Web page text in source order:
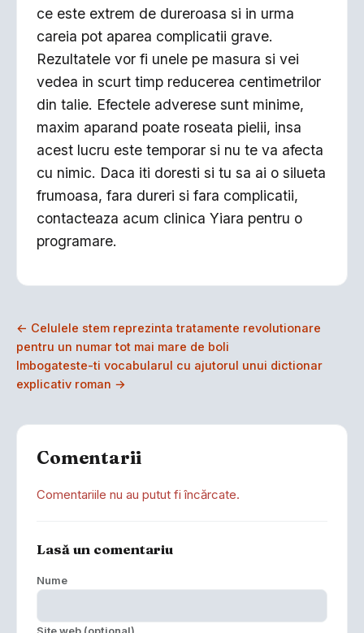
ce este extrem de dureroasa si in urma
careia pot aparea complicatii grave.
Rezultatele vor fi unele pe masura si vei
vedea in scurt timp reducerea centimetrilor
din talie. Efectele adverese sunt minime,
maxim aparand poate roseata pielii, insa
acest lucru este temporar si nu te va afecta
cu nimic. Daca iti doresti si tu sa ai o silueta
frumoasa, fara dureri si fara complicatii,
contacteaza acum clinica Yiara pentru o
programare.
← Celulele stem reprezinta tratamente revolutionare
pentru un numar tot mai mare de boli
Imbogateste-ti vocabularul cu ajutorul unui dictionar
explicativ roman →
Comentarii
Comentariile nu au putut fi încărcate.
Lasă un comentariu
Nume